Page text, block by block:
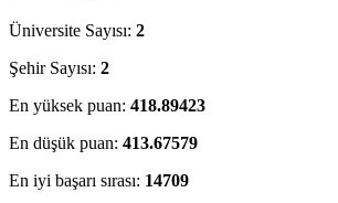
Üniversite Sayısı: 2
Şehir Sayısı: 2
En yüksek puan: 418.89423
En düşük puan: 413.67579
En iyi başarı sırası: 14709